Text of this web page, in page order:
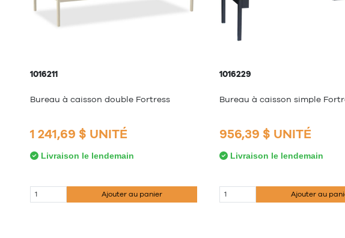
1016211
Bureau à caisson double Fortress
1 241,69 $ UNITÉ
Livraison le lendemain
Ajouter au panier
1016229
Bureau à caisson simple
956,39 $ UNITÉ
Livraison le lendemain
Ajouter au